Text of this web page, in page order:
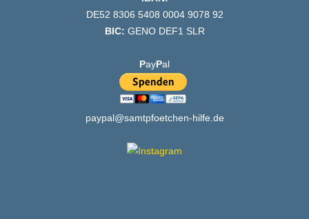
DE52 8306 5408 0004 9078 92
BIC: GENO DEF1 SLR
PayPal
paypal@samtpfoetchen-hilfe.de